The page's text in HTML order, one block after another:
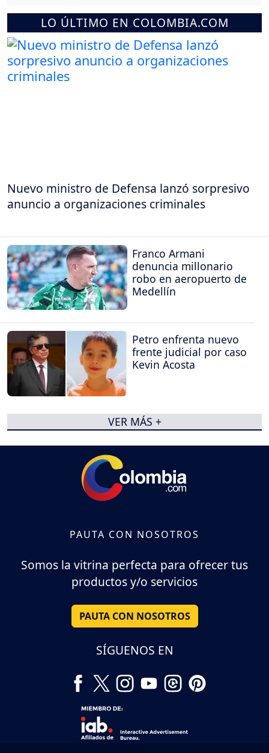
LO ÚLTIMO EN COLOMBIA.COM
Nuevo ministro de Defensa lanzó sorpresivo
anuncio a organizaciones criminales
Franco Armani
denuncia millonario
robo en aeropuerto de
Medellín
Petro enfrenta nuevo
frente judicial por caso
Kevin Acosta
VER MÁS +
PAUTA CON NOSOTROS
Somos la vitrina perfecta para ofrecer tus
productos y/o servicios
PAUTA CON NOSOTROS
SÍGUENOS EN